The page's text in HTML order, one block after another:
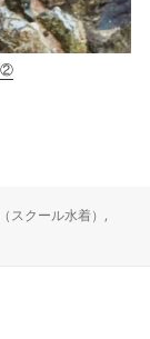
②
スクール水着）,